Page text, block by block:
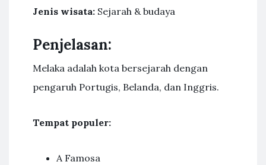
Jenis wisata: Sejarah & budaya
Penjelasan:
Melaka adalah kota bersejarah dengan
pengaruh Portugis, Belanda, dan Inggris.
Tempat populer:
A Famosa